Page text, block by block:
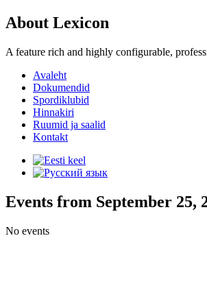
About Lexicon
A feature rich and highly configurable,
Avaleht
Dokumendid
Spordiklubid
Hinnakiri
Ruumid ja saalid
Kontakt
Events from September 25,
No events